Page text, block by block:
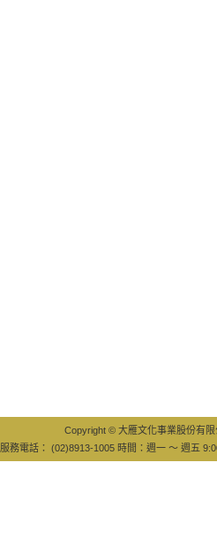
Copyright © 大雁文化事業股份有
服務電話： (02)8913-1005 時間：週一 ～ 週五